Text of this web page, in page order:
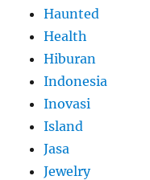
Haunted
Health
Hiburan
Indonesia
Inovasi
Island
Jasa
Jewelry